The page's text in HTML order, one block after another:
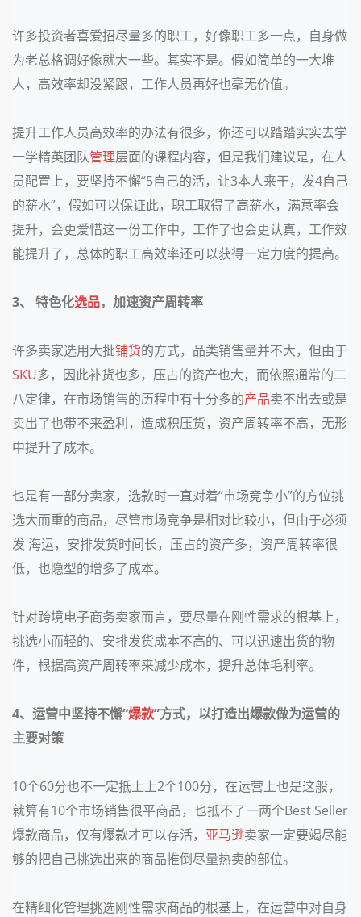
许多投资者喜爱招尽量多的职工，好像职工多一点，自身做
为老总格调好像就大一些。其实不是。假如简单的一大堆
人，高效率却没紧跟，工作人员再好也毫无价值。
提升工作人员高效率的办法有很多，你还可以踏踏实实去学
一学精英团队管理层面的课程内容，但是我们建议是，在人
员配置上，要坚持不懈“5自己的活，让3本人来干，发4自己
的薪水”，假如可以保证此，职工取得了高薪水，满意率会
提升，会更爱惜这一份工作中，工作了也会更认真，工作效
能提升了，总体的职工高效率还可以获得一定力度的提高。
3、 特色化选品，加速资产周转率
许多卖家选用大批铺货的方式，品类销售量并不大，但由于
SKU多，因此补货也多，压占的资产也大，而依照通常的二
八定律，在市场销售的历程中有十分多的产品卖不出去或是
卖出了也带不来盈利，造成积压货，资产周转率不高，无形
中提升了成本。
也是有一部分卖家，选款时一直对着“市场竞争小”的方位挑
选大而重的商品，尽管市场竞争是相对比较小，但由于必须
发 海运，安排发货时间长，压占的资产多，资产周转率很
低，也隐型的增多了成本。
针对跨境电子商务卖家而言，要尽量在刚性需求的根基上，
挑选小而轻的、安排发货成本不高的、可以迅速出货的物
件，根据高资产周转率来减少成本，提升总体毛利率。
4、运营中坚持不懈“爆款”方式，以打造出爆款做为运营的
主要对策
10个60分也不一定抵上上2个100分，在运营上也是这般，
就算有10个市场销售很平商品，也抵不了一两个Best Seller
爆款商品，仅有爆款才可以存活， 亚马逊卖家一定要竭尽能
够的把自己挑选出来的商品推倒尽量热卖的部位。
在精细化管理挑选刚性需求商品的根基上，在运营中对自身